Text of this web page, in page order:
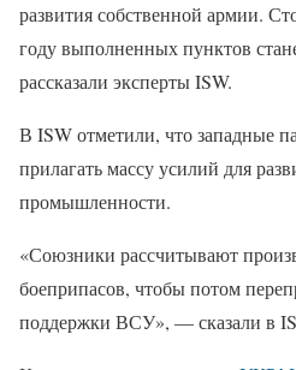
развития собственной армии.
году выполненных пунктов
рассказали эксперты ISW.
В ISW отметили, что западные
прилагать массу усилий для
промышленности.
«Союзники рассчитывают
боеприпасов, чтобы потом
поддержки ВСУ», — сказали в